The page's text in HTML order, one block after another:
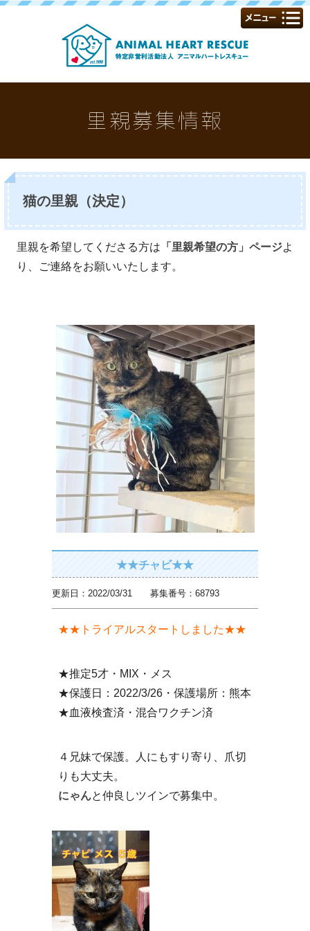
里親募集情報
猫の里親（決定）
里親を希望してくださる方は 「里親希望の方」ページよ
り、ご連絡をお願いいたします。
★★チャビ★★
更新日：2022/03/31 募集番号：68793
★★トライアルスタートしました★★
★推定5才・MIX・メス
★保護日：2022/3/26・保護場所：熊本
★血液検査済・混合ワクチン済
４兄妹で保護。人にもすり寄り、爪切
りも大丈夫。
にゃんと仲良しツインで募集中。